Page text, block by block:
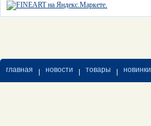
главная новости товары новинки